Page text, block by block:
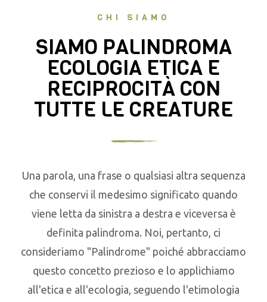
CHI SIAMO
SIAMO PALINDROMA
ECOLOGIA ETICA E
RECIPROCITÀ CON
TUTTE LE CREATURE
Una parola, una frase o qualsiasi altra sequenza
che conservi il medesimo significato quando
viene letta da sinistra a destra e viceversa è
definita palindroma. Noi, pertanto, ci
consideriamo "Palindrome" poiché abbracciamo
questo concetto prezioso e lo applichiamo
all'etica e all'ecologia, seguendo l'etimologia